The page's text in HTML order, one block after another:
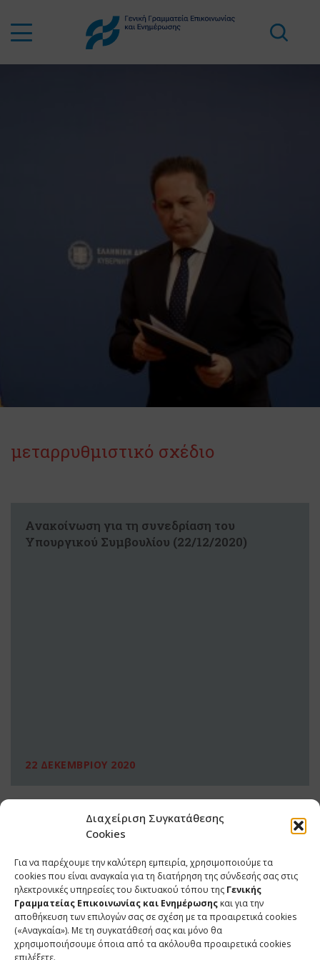
Διαχείριση Συγκατάθεσης
Cookies
Για να παρέχουμε την καλύτερη εμπειρία, χρησιμοποιούμε τα
cookies που είναι αναγκαία για τη διατήρηση της σύνδεσής σας στις
ηλεκτρονικές υπηρεσίες του δικτυακού τόπου της Γενικής
Γραμματείας Επικοινωνίας και Ενημέρωσης και για την
αποθήκευση των επιλογών σας σε σχέση με τα προαιρετικά cookies
(«Αναγκαία»). Με τη συγκατάθεσή σας και μόνο θα
χρησιμοποιήσουμε όποια από τα ακόλουθα προαιρετικά cookies
επιλέξετε.
μεταρρυθμιστικό σχέδιο
Ανακοίνωση για τη συνεδρίαση του
Υπουργικού Συμβουλίου (22/12/2020)
22 ΔΕΚΕΜΒΡΙΟΥ 2020
ΕΠΙΚΟΙΝΩΝΙΑ